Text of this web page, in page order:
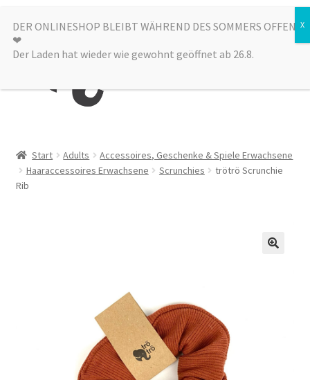
Zur
Navigation
springen
Zum
Inhalt
springen
Menü
Alle Produkte
Start Adults
Accessoires, Geschenke & Spiele Erwachsene
Haaraccessoires Erwachsene
Scrunchies
trötrö Scrunchie
Rib
DER ONLINESHOP BLEIBT WÄHREND DES SOMMERS OFFEN
❤︎
Der Laden hat wieder wie gewohnt geöffnet ab 26.8.